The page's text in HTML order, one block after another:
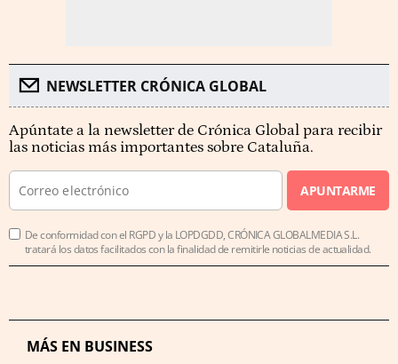
NEWSLETTER CRÓNICA GLOBAL
Apúntate a la newsletter de Crónica Global para recibir
las noticias más importantes sobre Cataluña.
APUNTARME
De conformidad con el RGPD y la LOPDGDD, CRÓNICA GLOBALMEDIA S.L.
tratará los datos facilitados con la finalidad de remitirle noticias de actualidad.
MÁS EN BUSINESS